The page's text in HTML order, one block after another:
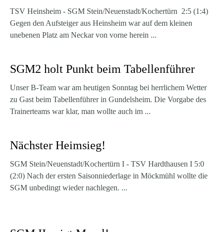
TSV Heinsheim - SGM Stein/Neuenstadt/Kochertürn 2:5 (1:4)
Gegen den Aufsteiger aus Heinsheim war auf dem kleinen
unebenen Platz am Neckar von vorne herein ...
SGM2 holt Punkt beim Tabellenführer
Unser B-Team war am heutigen Sonntag bei herrlichem Wetter
zu Gast beim Tabellenführer in Gundelsheim. Die Vorgabe des
Trainerteams war klar, man wollte auch im ...
Nächster Heimsieg!
SGM Stein/Neuenstadt/Kochertürn I - TSV Hardthausen I 5:0
(2:0) Nach der ersten Saisonniederlage in Möckmühl wollte die
SGM unbedingt wieder nachlegen. ...